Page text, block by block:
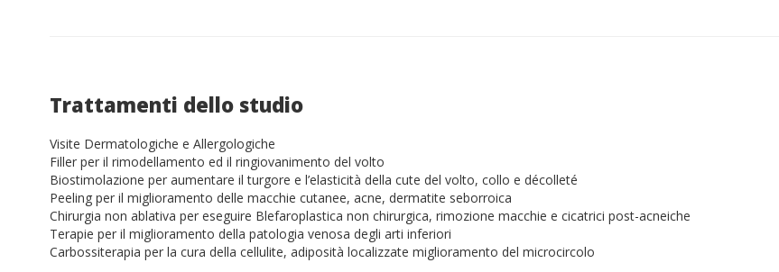
Trattamenti dello studio
Visite Dermatologiche e Allergologiche
Filler per il rimodellamento ed il ringiovanimento del volto
Biostimolazione per aumentare il turgore e l’elasticità della cute del volto, collo e décolleté
Peeling per il miglioramento delle macchie cutanee, acne, dermatite seborroica
Chirurgia non ablativa per eseguire Blefaroplastica non chirurgica, rimozione macchie e cicatrici post-acneiche
Terapie per il miglioramento della patologia venosa degli arti inferiori
Carbossiterapia per la cura della cellulite, adiposità localizzate miglioramento del microcircolo